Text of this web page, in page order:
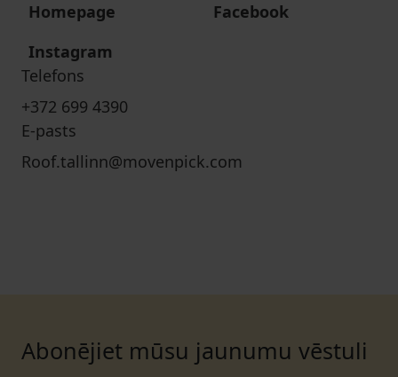
Homepage
Facebook
Instagram
Telefons
+372 699 4390
E-pasts
Roof.tallinn@movenpick.com
Abonējiet mūsu jaunumu vēstuli